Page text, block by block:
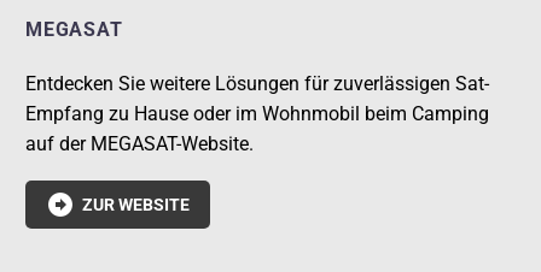
MEGASAT
Entdecken Sie weitere Lösungen für zuverlässigen Sat-
Empfang zu Hause oder im Wohnmobil beim Camping
auf der MEGASAT-Website.
 ZUR WEBSITE